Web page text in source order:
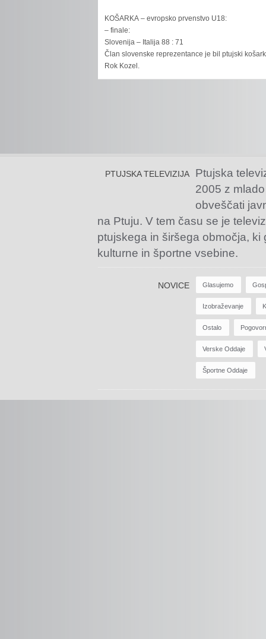
KOŠARKA – evropsko prvenstvo U18:
– finale:
Slovenija – Italija 88 : 71
Član slovenske reprezentance je bil ptujski
Rok Kozel.
PTUJSKA TELEVIZIJA
Ptujska
2005 z
obveščati
na Ptuju. V tem času se je
ptujskega in širšega območja,
kulturne in športne vsebine.
NOVICE Glasujemo
Izobraževanje
Ostalo
Verske Oddaje
Športne Oddaje